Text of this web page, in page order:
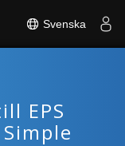
Svenska
EPS